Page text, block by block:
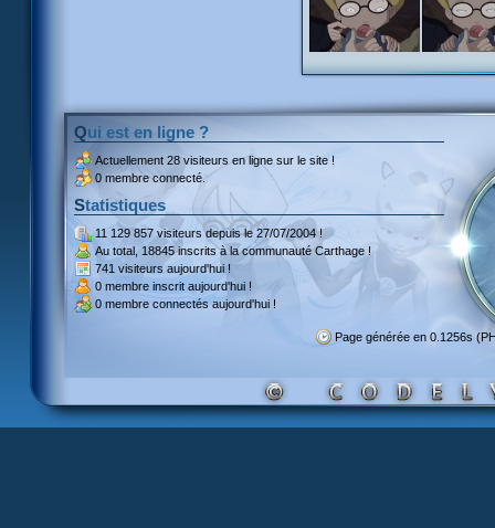
Qui est en ligne ?
Actuellement 28 visiteurs en ligne sur le site !
0 membre connecté.
Statistiques
11 129 857 visiteursdepuis le 27/07/2004 !
Au total, 18845 inscritsà la communauté Carthage !
741 visiteurs aujourd'hui !
0 membre inscrit aujourd'hui !
0 membre connectés aujourd'hui !
Page générée en 0.1256s